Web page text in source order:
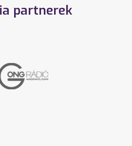
partnerek